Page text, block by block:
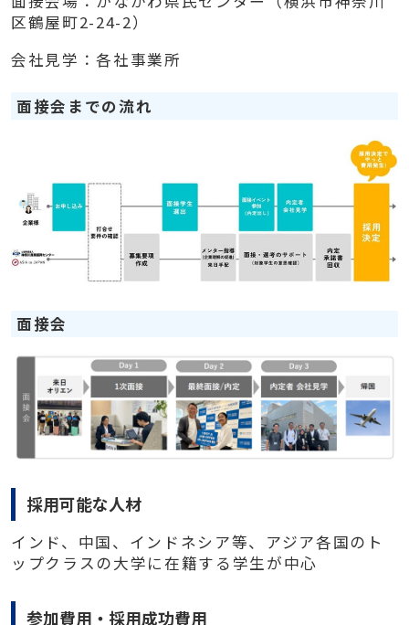
区鶴屋町2-24-2）
会社見学：各社事業所
面接会までの流れ
面接会
採用可能な人材
インド、中国、インドネシア等、アジア各国のト
ップクラスの大学に在籍する学生が中心
参加費用・採用成功費用